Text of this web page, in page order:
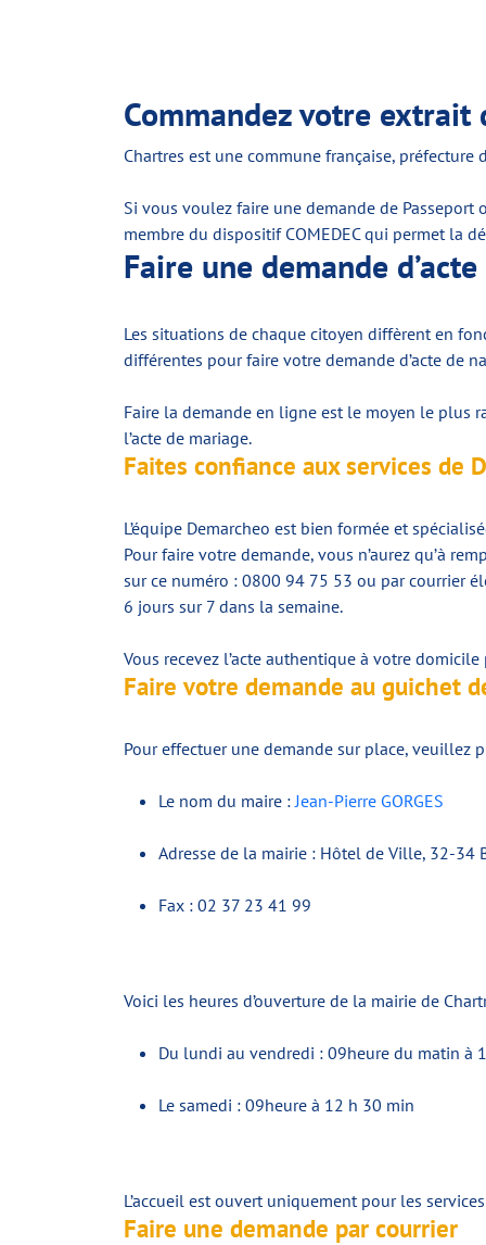
Commandez votre extrait
Chartres est une commune française,
Si vous voulez faire une demande de Passeport
membre du dispositif COMEDEC qui permet la
Faire une demande
Les situations de chaque citoyen diffèrent en
différentes pour faire votre demande d’acte de
Faire la demande en ligne est le moyen le plus
l’acte de mariage.
Faites confiance aux services de
L’équipe Demarcheo est bien formée et
Pour faire votre demande, vous n’aurez qu’à
sur ce numéro : 0800 94 75 53 ou par courrier
6 jours sur 7 dans la semaine.
Vous recevez l’acte authentique à votre domicile
Faire votre demande au guichet
Pour effectuer une demande sur place, veuillez
Le nom du maire :Jean-Pierre GORGES
Adresse de la mairie : Hôtel de Ville, 32-34
Fax : 02 37 23 41 99
Voici les heures d’ouverture de la mairie de
Du lundi au vendredi : 09heure du matin à
Le samedi : 09heure à 12 h 30 min
L’accueil est ouvert uniquement pour les
Faire une demande par courrier